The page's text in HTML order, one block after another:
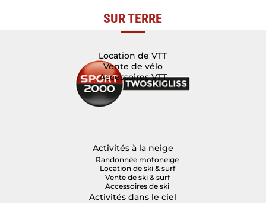
SUR TERRE
Location de VTT
Vente de vélo
Accessoires VTT
Activités à la neige
Randonnée motoneige
Location de ski & surf
Vente de ski & surf
Accessoires de ski
Activités dans le ciel